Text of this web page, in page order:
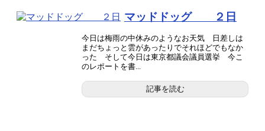
マッドドッグ ２日
今日は梅雨の中休みのようなお天気 日差しは
まだちょっと雲があったりでそれほどでもなか
った そして今日は東京都議会議員選挙 今こ
のレポートを書...
記事を読む